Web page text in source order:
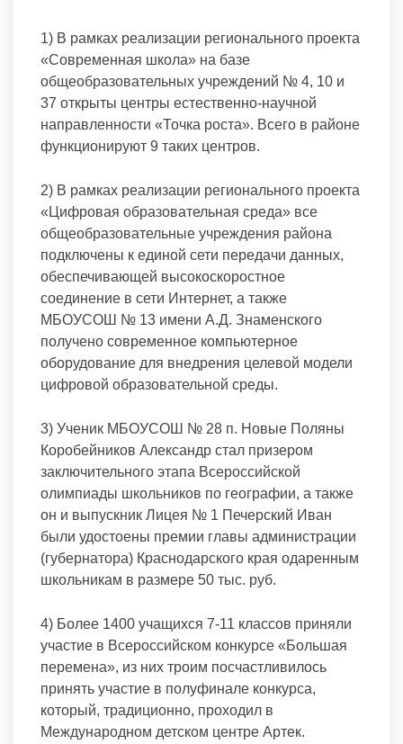
1) В рамках реализации регионального проекта
«Современная школа» на базе
общеобразовательных учреждений № 4, 10 и
37 открыты центры естественно-научной
направленности «Точка роста». Всего в районе
функционируют 9 таких центров.
2) В рамках реализации регионального проекта
«Цифровая образовательная среда» все
общеобразовательные учреждения района
подключены к единой сети передачи данных,
обеспечивающей высокоскоростное
соединение в сети Интернет, а также
МБОУСОШ № 13 имени А.Д. Знаменского
получено современное компьютерное
оборудование для внедрения целевой модели
цифровой образовательной среды.
3) Ученик МБОУСОШ № 28 п. Новые Поляны
Коробейников Александр стал призером
заключительного этапа Всероссийской
олимпиады школьников по географии, а также
он и выпускник Лицея № 1 Печерский Иван
были удостоены премии главы администрации
(губернатора) Краснодарского края одаренным
школьникам в размере 50 тыс. руб.
4) Более 1400 учащихся 7-11 классов приняли
участие в Всероссийском конкурсе «Большая
перемена», из них троим посчастливилось
принять участие в полуфинале конкурса,
который, традиционно, проходил в
Международном детском центре Артек.